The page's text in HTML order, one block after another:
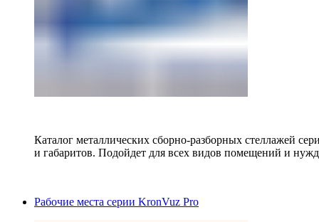
Каталог металлических сборно-разборных стеллажей
и габаритов. Подойдет для всех видов помещений и
Рабочие места серии KronVuz Pro